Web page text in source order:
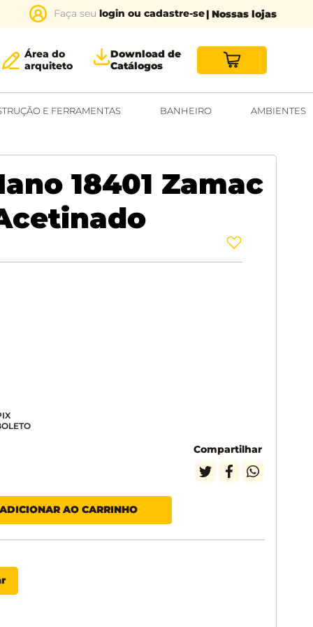
login ou cadastre-se| Nossas lojas
Área do
arquiteto
Download de
Catálogos
E FERRAMENTAS BANHEIRO AMBIENTES
18401 Zamac
Compartilhar
ADICIONAR AO CARRINHO